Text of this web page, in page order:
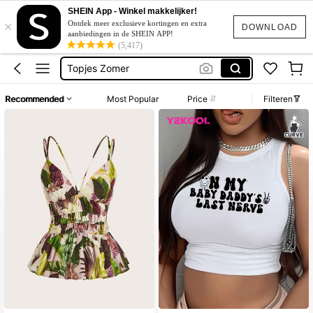
DOWNLOAD
×
SHEIN App - Winkel makkelijker!
Ontdek meer exclusieve kortingen en extra
aanbiedingen in de SHEIN APP!
(5,417)
Festival Outfits Women
Topjes Grote Maten
Tops For Women Curve
Topjes Zomer
Festival Outfits Women
Topjes Grote Maten
Recommended Most Popular Price Filteren